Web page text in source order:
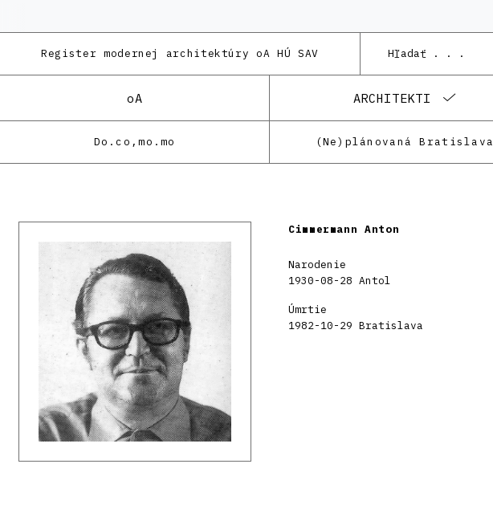
Register modernej architektúry oA HÚ SAV
oA ARCHITEKTI
Do.co,mo.mo (Ne)plánovaná Bratislava
Cimmermann Anton
Narodenie
1930-08-28 Antol
Úmrtie
1982-10-29 Bratislava